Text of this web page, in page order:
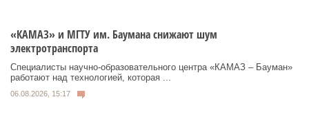
«КАМАЗ» и МГТУ им. Баумана снижают шум
электротранспорта
Специалисты научно-образовательного центра «КАМАЗ – Бауман»
работают над технологией, которая ...
06.08.2026, 15:17